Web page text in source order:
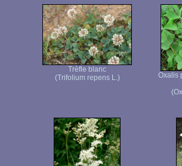
Trèfle blanc
(Trifolium repens L.)
Oxalis